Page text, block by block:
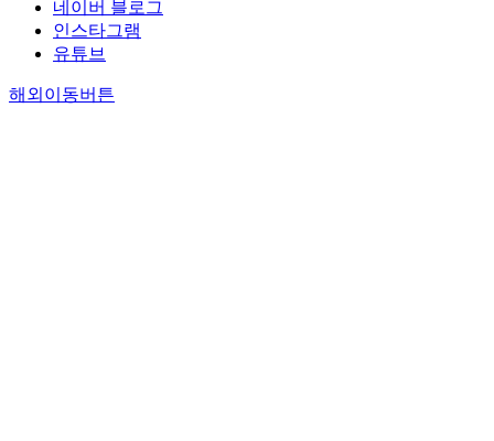
네이버 블로그
인스타그램
유튜브
해외이동버튼